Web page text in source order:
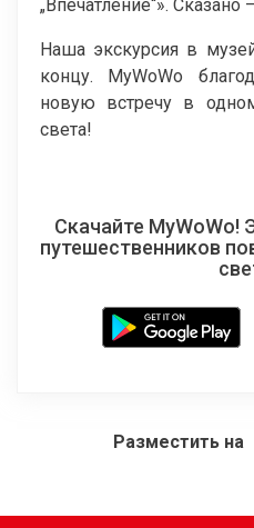
„Впечатление“». Сказано
Наша экскурсия в
концу. MyWoWo
новую встречу в
света!
Скачайте MyWoWo!
путешественников
Разместить на